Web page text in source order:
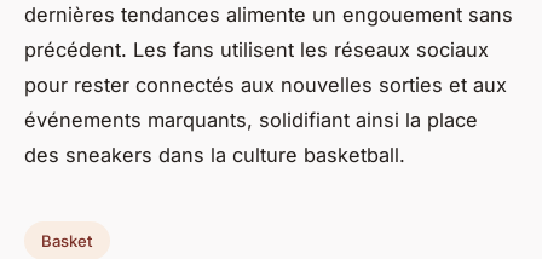
dernières tendances alimente un engouement sans
précédent. Les fans utilisent les réseaux sociaux
pour rester connectés aux nouvelles sorties et aux
événements marquants, solidifiant ainsi la place
des sneakers dans la culture basketball.
Basket